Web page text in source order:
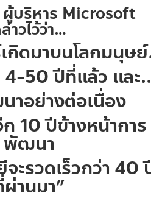
บริหาร Microsoft
าวไว้ว่า…
กิดมาบนโลกมนุษ
4-50 ปีที่แล้ว และ..
าอย่างต่อเนื่อง
10 ปีข้างหน้าการ
พัฒนา
จะรวดเร็วกว่า 40
านมา”